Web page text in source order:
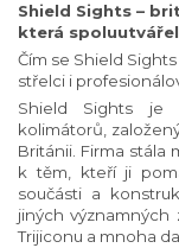
Shield Sights –
která
Čím se Shield
střelci i
Shield Sights je
kolimátorů,
Británii. Firma
k těm, kteří ji
součásti a
jiných
Trijiconu a mnoha